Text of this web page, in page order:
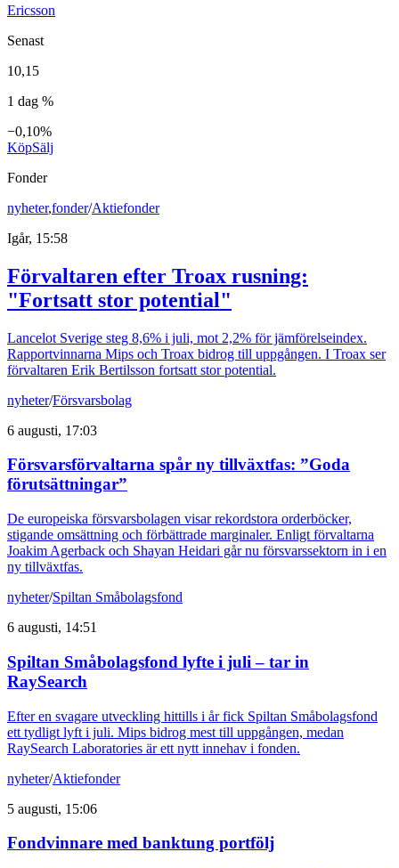
Ericsson
Senast
10,15
1 dag %
−0,10%
KöpSälj
Fonder
nyheter,fonder/Aktiefonder
Igår, 15:58
Förvaltaren efter Troax rusning:
"Fortsatt stor potential"
Lancelot Sverige steg 8,6% i juli, mot 2,2% för jämförelseindex.
Rapportvinnarna Mips och Troax bidrog till uppgången. I Troax ser
förvaltaren Erik Bertilsson fortsatt stor potential.
nyheter/Försvarsbolag
6 augusti, 17:03
Försvarsförvaltarna spår ny tillväxtfas: ”Goda
förutsättningar”
De europeiska försvarsbolagen visar rekordstora orderböcker,
stigande omsättning och förbättrade marginaler. Enligt förvaltarna
Joakim Agerback och Shayan Heidari går nu försvarssektorn in i en
ny tillväxtfas.
nyheter/Spiltan Småbolagsfond
6 augusti, 14:51
Spiltan Småbolagsfond lyfte i juli – tar in
RaySearch
Efter en svagare utveckling hittills i år fick Spiltan Småbolagsfond
ett tydligt lyft i juli. Mips bidrog mest till uppgången, medan
RaySearch Laboratories är ett nytt innehav i fonden.
nyheter/Aktiefonder
5 augusti, 15:06
Fondvinnare med banktung portfölj